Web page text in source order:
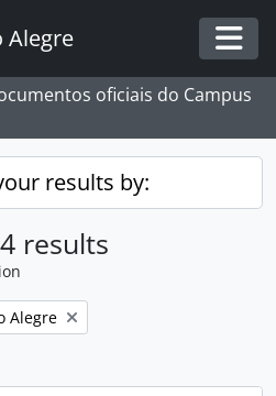
Alegre
oficiais do Campus
results by:
results
Alegre